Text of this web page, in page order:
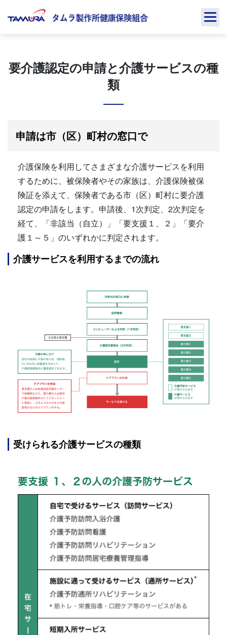
要介護認定の申請と介護サービスの種
類
申請は市（区）町村の窓口で
介護保険を利用してさまざまな介護サービスを利用
するために、被保険者やその家族は、介護保険被保
険証を添えて、保険者である市（区）町村に要介護
認定の申請をします。申請後、1次判定、2次判定を
経て、「非該当（自立）」「要支援１、２」「要介
護１～５」のいずれかに判定されます。
介護サービスを利用するまでの流れ
受けられる介護サービスの種類